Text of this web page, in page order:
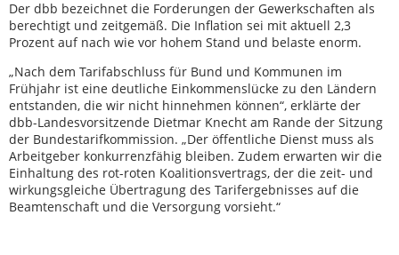
Der dbb bezeichnet die Forderungen der Gewerkschaften als
berechtigt und zeitgemäß. Die Inflation sei mit aktuell 2,3
Prozent auf nach wie vor hohem Stand und belaste enorm.
„Nach dem Tarifabschluss für Bund und Kommunen im
Frühjahr ist eine deutliche Einkommenslücke zu den Ländern
entstanden, die wir nicht hinnehmen können“, erklärte der
dbb-Landesvorsitzende Dietmar Knecht am Rande der Sitzung
der Bundestarifkommission. „Der öffentliche Dienst muss als
Arbeitgeber konkurrenzfähig bleiben. Zudem erwarten wir die
Einhaltung des rot-roten Koalitionsvertrags, der die zeit- und
wirkungsgleiche Übertragung des Tarifergebnisses auf die
Beamtenschaft und die Versorgung vorsieht.“